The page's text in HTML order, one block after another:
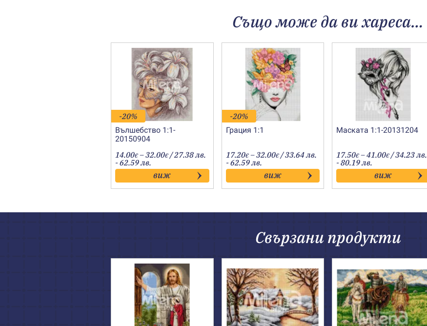
Също може да ви хареса…
-20%
Вълшебство 1:1-
20150904
14.00€ –32.00€Price
range:
14.00€
through
32.00€
/ 27.38 лв.
- 62.59 лв.
виж
-20%
Грация 1:1
17.20€ –32.00€Price
range:
17.20€
through
32.00€
/ 33.64 лв.
- 62.59 лв.
виж
Маската 1:1-20131204
17.50€ –41.00€Price
range:
17.50€
through
41.00€
/ 34.23 лв.
- 80.19 лв.
виж
Свързани продукти